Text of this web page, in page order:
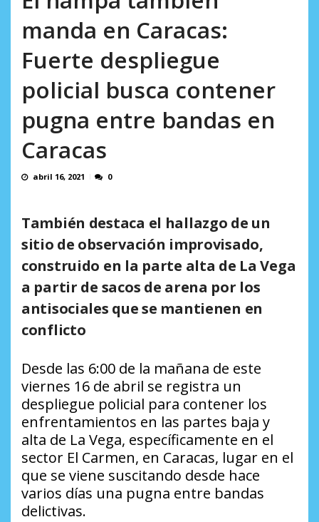
manda en Caracas:
Fuerte despliegue
policial busca contener
pugna entre bandas en
Caracas
abril 16, 2021 0
También destaca el hallazgo de un
sitio de observación improvisado,
construido en la parte alta de La Vega
a partir de sacos de arena por los
antisociales que se mantienen en
conflicto
Desde las 6:00 de la mañana de este
viernes 16 de abril se registra un
despliegue policial para contener los
enfrentamientos en las partes baja y
alta de La Vega, específicamente en el
sector El Carmen, en Caracas, lugar en el
que se viene suscitando desde hace
varios días una pugna entre bandas
delictivas.